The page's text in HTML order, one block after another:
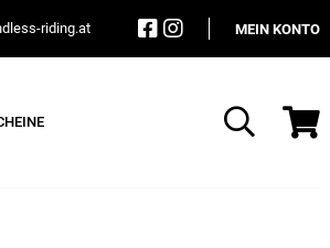
riding.at MEIN KONTO
Suche